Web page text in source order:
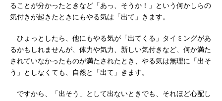
ることが分かったときなど「あっ、そうか！」という何かしらの
気付きが起きたときにもやる気は「出て」きます。
ひょっとしたら、他にもやる気が「出てくる」タイミングがあ
るかもしれませんが、体力や気力、新しい気付きなど、何か満た
されていなかったものが満たされたとき、やる気は無理に「出そ
う」としなくても、自然と「出て」きます。
ですから、「出そう」として出ないときでも、それほど心配し